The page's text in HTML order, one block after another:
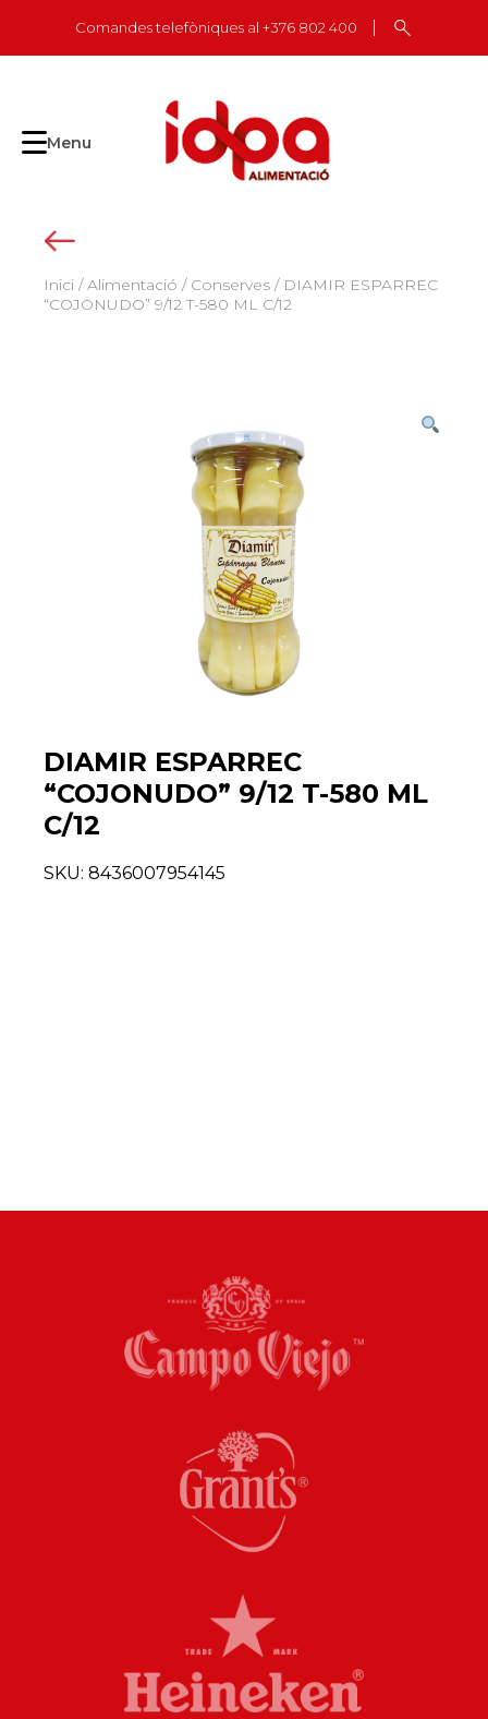
content
Comandes telefòniques al +376 802 400
Menu
Inici /Alimentació / Conserves / DIAMIR ESPARREC
“COJONUDO” 9/12 T-580 ML C/12
DIAMIR ESPARREC
“COJONUDO” 9/12 T-580 ML
C/12
SKU: 8436007954145